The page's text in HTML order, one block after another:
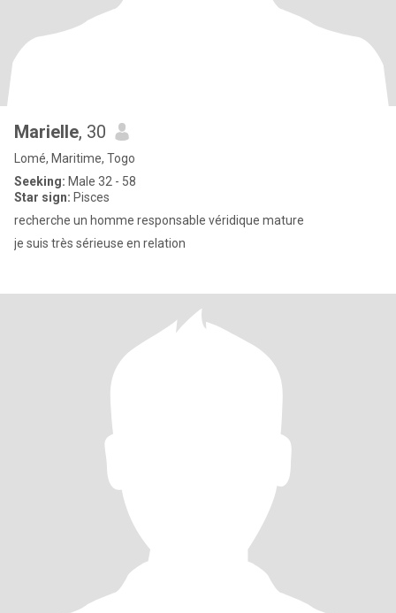
Marielle, 30
Lomé, Maritime, Togo
Seeking: Male 32 - 58
Star sign: Pisces
recherche un homme responsable véridique mature
je suis très sérieuse en relation